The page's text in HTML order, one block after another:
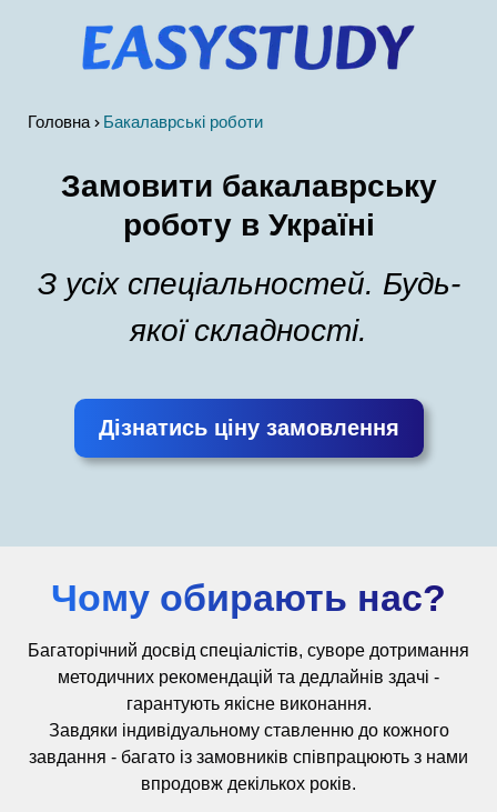
Замовити бакалаврську
роботу в Україні
З усіх спеціальностей. Будь-
якої складності.
Дізнатись ціну замовлення
Головна Бакалаврські роботи
Чому обирають нас?
Багаторічний досвід спеціалістів, суворе дотримання
методичних рекомендацій та дедлайнів здачі -
гарантують якісне виконання.
Завдяки індивідуальному ставленню до кожного
завдання - багато із замовників співпрацюють з нами
впродовж декількох років.